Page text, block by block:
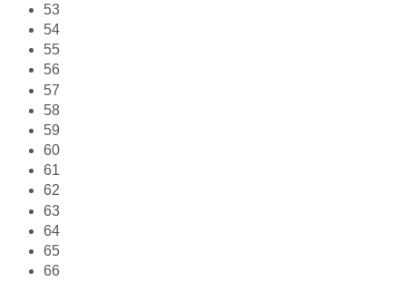
53
54
55
56
57
58
59
60
61
62
63
64
65
66